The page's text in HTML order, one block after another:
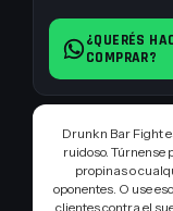
¿QUERÉS
COMPRAR?
Drunkn Bar Fight
ruidoso. Túrnense
propinas o
oponentes. O use
clientes contra el